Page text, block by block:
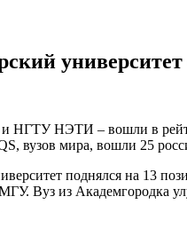
НГТУ НЭТИ – вошли в
вузов мира, вошли 25
поднялся на 13
Вуз из Академгородка